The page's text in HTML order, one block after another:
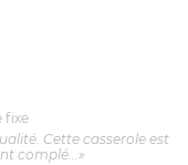
fixe
Cette casserole est
complé...»